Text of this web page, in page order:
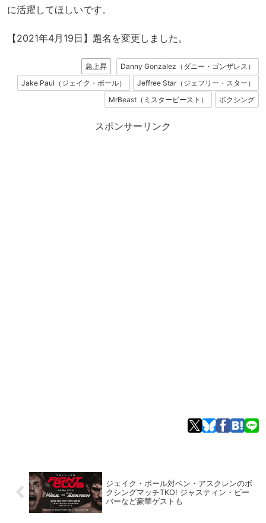
に活躍してほしいです。
【2021年4月19日】題名を変更しました。
急上昇
Danny Gonzalez（ダニー・ゴンザレス）
Jake Paul（ジェイク・ポール）
Jeffree Star（ジェフリー・スター）
MrBeast（ミスタービースト）
ボクシング
スポンサーリンク
ジェイク・ポール対ベン・アスクレンのボ
クシングマッチTKO! ジャスティン・ビー
バーなど豪華ゲストも